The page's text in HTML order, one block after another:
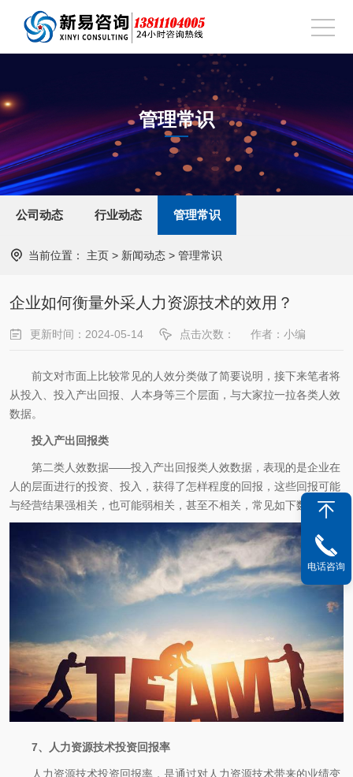
管理常识
公司动态 行业动态 管理常识
当前位置： 主页 > 新闻动态 > 管理常识
企业如何衡量外采人力资源技术的效用？
更新时间：2024-05-14 点击次数： 作者：小编
前文对市面上比较常见的人效分类做了简要说明，接下来笔者将
从投入、投入产出回报、人本身等三个层面，与大家拉一拉各类人效
数据。
投入产出回报类
第二类人效数据——投入产出回报类人效数据，表现的是企业在
人的层面进行的投资、投入，获得了怎样程度的回报，这些回报可能
与经营结果强相关，也可能弱相关，甚至不相关，常见如下数据：
7、人力资源技术投资回报率
人力资源技术投资回报率，是通过对人力资源技术带来的业绩变
电话咨询